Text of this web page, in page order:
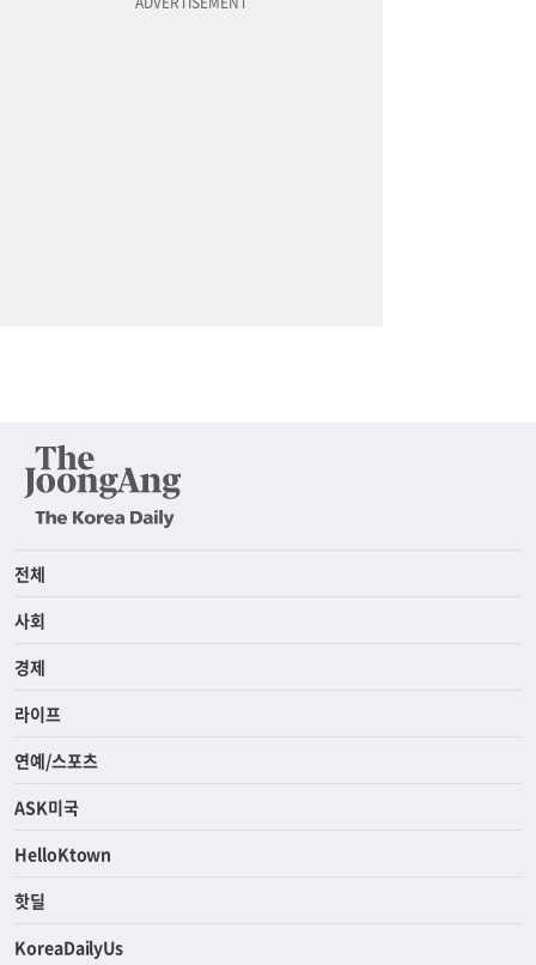
전체
사회
경제
라이프
연예/스포츠
ASK미국
HelloKtown
핫딜
KoreaDailyUs